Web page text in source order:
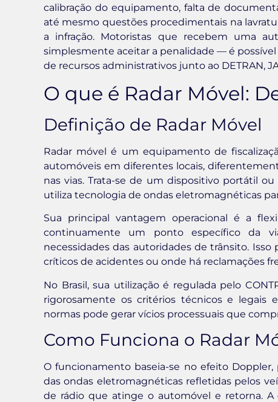
calibração do equipamento, falta de
até mesmo questões procedimentais na
a infração. Motoristas que recebem uma
simplesmente aceitar a penalidade — é possível
de recursos administrativos junto ao DETRAN,
O que é Radar Móvel:
Definição de Radar Móvel
Radar móvel é um equipamento de
automóveis em diferentes locais,
nas vias. Trata-se de um dispositivo portátil
utiliza tecnologia de ondas eletromagnéticas
Sua principal vantagem operacional é a
continuamente um ponto específico da
necessidades das autoridades de trânsito.
críticos de acidentes ou onde há reclamações
No Brasil, sua utilização é regulada pelo
rigorosamente os critérios técnicos e legais
normas pode gerar vícios processuais que
Como Funciona o Radar
O funcionamento baseia-se no efeito
das ondas eletromagnéticas refletidas pelos
de rádio que atinge o automóvel e retorna.